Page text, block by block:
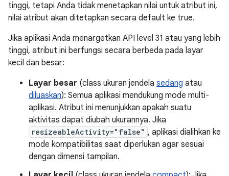
tinggi, tetapi Anda tidak menetapkan nilai untuk atribut ini,
nilai atribut akan ditetapkan secara default ke true.
Jika aplikasi Anda menargetkan API level 31 atau yang lebih
tinggi, atribut ini berfungsi secara berbeda pada layar
kecil dan besar:
Layar besar (class ukuran jendela sedang atau
diluaskan): Semua aplikasi mendukung mode multi-
aplikasi. Atribut ini menunjukkan apakah suatu
aktivitas dapat diubah ukurannya. Jika
resizeableActivity="false" , aplikasi dialihkan ke
mode kompatibilitas saat diperlukan agar sesuai
dengan dimensi tampilan.